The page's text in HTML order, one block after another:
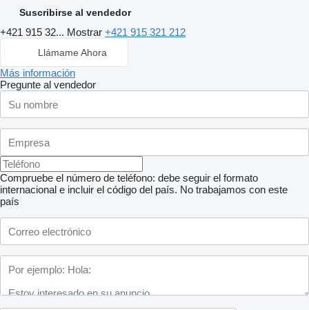
Suscribirse al vendedor
+421 915 32... Mostrar +421 915 321 212
Llámame Ahora
Más información
Pregunte al vendedor
Compruebe el número de teléfono: debe seguir el formato
internacional e incluir el código del país. No trabajamos con este
país